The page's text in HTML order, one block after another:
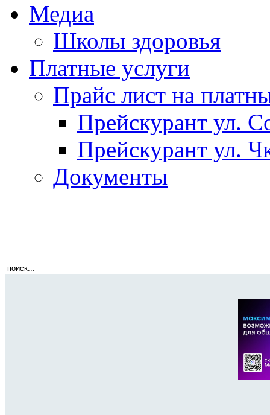
Медиа
Школы здоровья
Платные услуги
Прайс лист на
Прейскурант ул.
Прейскурант ул.
Документы